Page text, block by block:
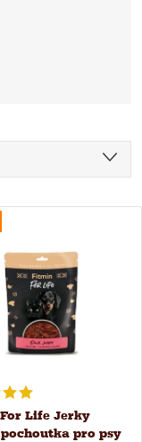
Life Jerky
pro psy